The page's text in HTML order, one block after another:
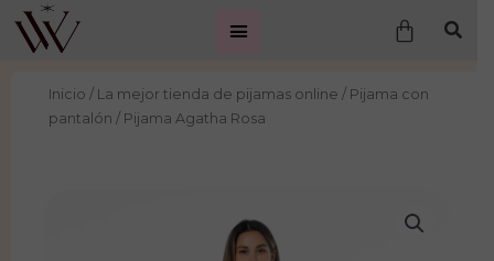
Carrito
Inicio / La mejor tienda de pijamas online / Pijama con
pantalón / Pijama Agatha Rosa